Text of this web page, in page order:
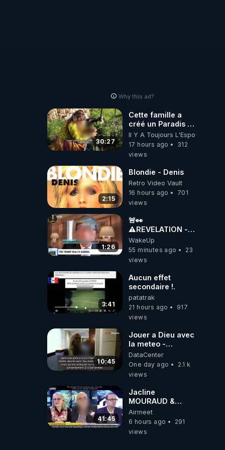
Why this ad?
30:27
Cette famille a
créé un Paradis !
Permaculture &
Autonomie
Il Y A Toujours L'Espoir
17 hours ago
312
views
2:15
Blondie - Denis
Retro Video Vault
16 hours ago
701
views
1:26
🚨👀
⚠️REVELATION -
THE LINK
BETWEEN THE
COVID VACCINE
LIEN VACCIN
COVID ET
WakeUp
55 minutes ago
23
views
3:41
Aucun effet
secondaire !.
patatrak
21 hours ago
917
views
10:45
Jouer a Dieu avec
la meteo -
Citoicitoyen
DataCenter
One day ago
2.1 k
views
41:45
Jacline
MOURAUD &
Pierre
JOVANOVIC ★
Factures
Airmeet
6 hours ago
291
views